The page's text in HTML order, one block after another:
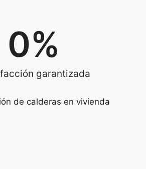
garantizada
0%